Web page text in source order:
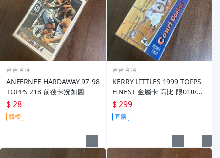
吉吉 414
ANFERNEE HARDAWAY 97-98
TOPPS 218 前後卡況如圖
$ 28
競標
吉吉 414
KERRY LITTLES 1999 TOPPS
FINEST 金屬卡 高比 限010/75
0 前後如圖
$ 299
直購